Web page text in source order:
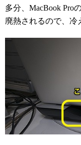
多分、MacBook
廃熱されるので、冷